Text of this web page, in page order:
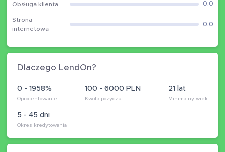
Obsługa klienta 0.0
Strona
internetowa
0.0
Dlaczego LendOn?
0 - 1958%
Oprocentowanie
100 - 6000 PLN
Kwota pożyczki
5 - 45 dni
Okres kredytowania
21 lat
Minimalny wiek